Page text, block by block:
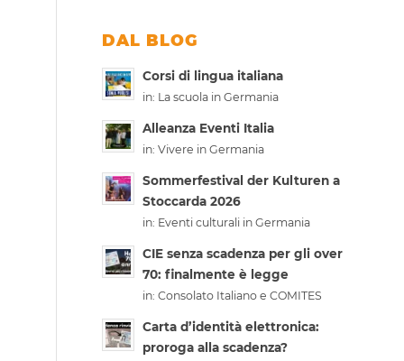
DAL BLOG
Corsi di lingua italiana
in: La scuola in Germania
Alleanza Eventi Italia
in:Vivere in Germania
Sommerfestival der Kulturen a
Stoccarda 2026
in: Eventi culturali in Germania
CIE senza scadenza per gli over
70: finalmente è legge
in:Consolato Italiano e COMITES
Carta d’identità elettronica:
proroga alla scadenza?